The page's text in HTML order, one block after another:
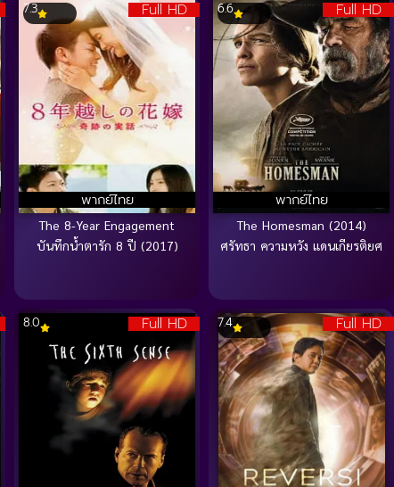
Full HD
พากย์ไทย
7.3
The 8-Year Engagement
บันทึกน้ำตารัก 8 ปี (2017)
Full HD
พากย์ไทย
6.6
The Homesman (2014)
ศรัทธา ความหวัง แดนเกียรติยศ
Full HD
8.0 Full HD
7.4